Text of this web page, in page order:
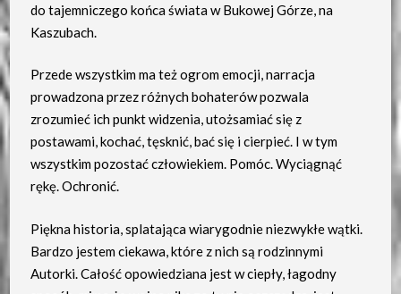
do tajemniczego końca świata w Bukowej Górze, na
Kaszubach.
Przede wszystkim ma też ogrom emocji, narracja
prowadzona przez różnych bohaterów pozwala
zrozumieć ich punkt widzenia, utożsamiać się z
postawami, kochać, tęsknić, bać się i cierpieć. I w tym
wszystkim pozostać człowiekiem. Pomóc. Wyciągnąć
rękę. Ochronić.
Piękna historia, splatająca wiarygodnie niezwykłe wątki.
Bardzo jestem ciekawa, które z nich są rodzinnymi
Autorki. Całość opowiedziana jest w ciepły, łagodny